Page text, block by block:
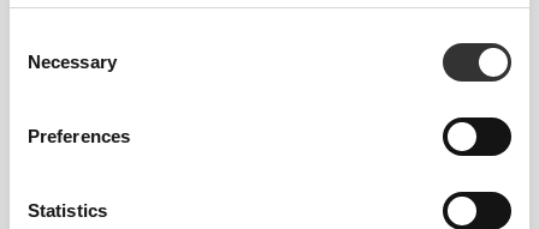
Selection
Necessary
Preferences
Statistics
ΣΧΕΔΙΑΣΜΈΝΟ ΜΕ ΤΗΝ
REVOKNIT